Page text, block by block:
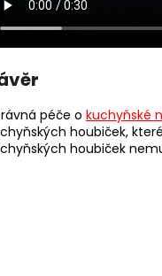
péče o kuchyňské
houbiček,
houbiček